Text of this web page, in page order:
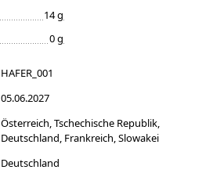
14 g
0 g
HAFER_001
05.06.2027
Österreich, Tschechische Republik,
Deutschland, Frankreich, Slowakei
Deutschland